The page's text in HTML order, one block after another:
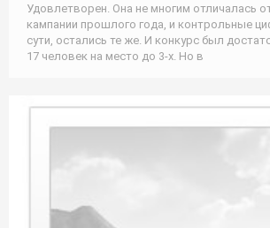
Удовлетворен. Она не многим отличалась
кампании прошлого года, и контрольные
сути, остались те же. И конкурс был
17 человек на место до 3-х. Но в